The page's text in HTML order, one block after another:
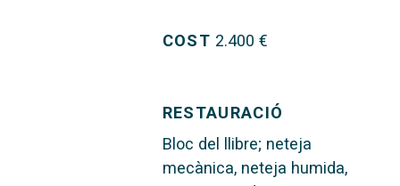
COST 2.400 €
RESTAURACIÓ
Bloc del llibre; neteja
mecànica, neteja humida,